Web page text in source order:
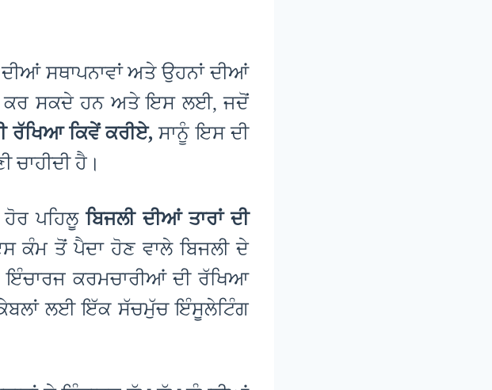
ਸਥਾਪਨਾਵਾਂ ਅਤੇ ਉਹਨਾਂ ਦੀਆਂ
ਕਰ ਸਕਦੇ ਹਨ ਅਤੇ ਇਸ ਲਈ, ਜਦੋਂ
ਰੱਖਿਆ ਕਿਵੇਂ ਕਰੀਏ,ਸਾਨੂੰ ਇਸ ਦੀ
ਹੈ।
ਪਹਿਲੂਬਿਜਲੀ ਦੀਆਂ ਤਾਰਾਂ ਦੀ
ਤੋਂ ਪੈਦਾ ਹੋਣ ਵਾਲੇ ਬਿਜਲੀ ਦੇ
ਕਰਮਚਾਰੀਆਂ ਦੀ ਰੱਖਿਆ
ਲਈ ਇੱਕ ਸੱਚਮੁੱਚ ਇੰਸੂਲੇਟਿੰਗ